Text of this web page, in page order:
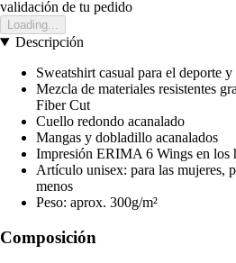
validación de tu pedido
Loading...
Descripción
Sweatshirt casual para el deporte
Mezcla de materiales resistentes
Fiber Cut
Cuello redondo acanalado
Mangas y dobladillo acanalados
Impresión ERIMA 6 Wings en los
Artículo unisex: para las mujeres,
menos
Peso: aprox. 300g/m²
Composición